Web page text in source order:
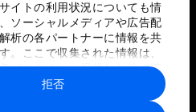
イトの利用状況についても情
ソーシャルメディアや広告配
析の各パートナーに情報を共
。ここで収集された情報は、
パートナーに提供した他の情
ナーのサービスを使用した際
情報と組み合わされ、各パー
拒否